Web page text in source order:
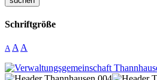
Schriftgröße
A A A